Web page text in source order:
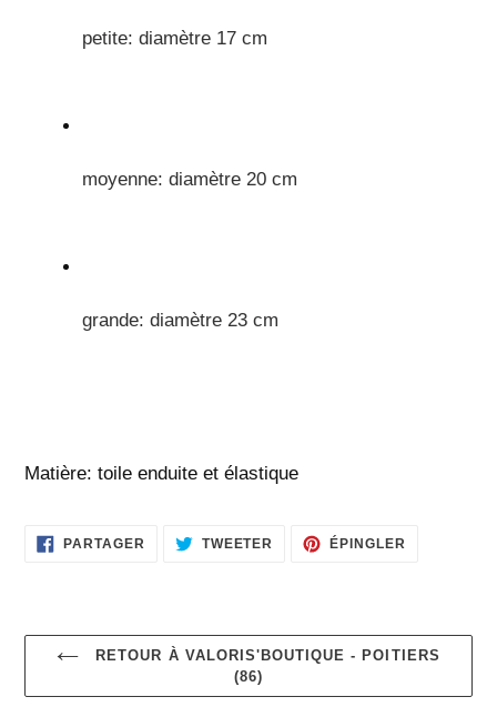
petite: diamètre 17 cm
moyenne: diamètre 20 cm
grande: diamètre 23 cm
Matière: toile enduite et élastique
PARTAGER PARTAGER
SUR
TWEETER TWEETER
SUR
ÉPINGLER
RETOUR À VALORIS'BOUTIQUE - POITIERS
(86)